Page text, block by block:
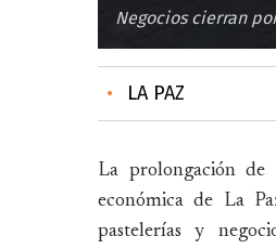
Negocios cierran
• LA PAZ
La prolongación de
económica de La
pastelerías y